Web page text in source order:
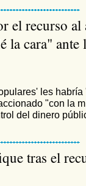
el recurso al
la cara" ante
les habría
"con la
del dinero
tras el